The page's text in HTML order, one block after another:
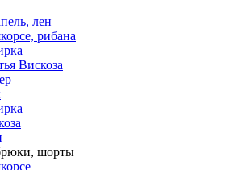
лен
рибана
Вискоза
шорты